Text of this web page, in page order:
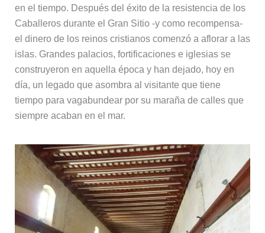
en el tiempo. Después del éxito de la resistencia de los
Caballeros durante el Gran Sitio -y como recompensa-
el dinero de los reinos cristianos comenzó a aflorar a las
islas. Grandes palacios, fortificaciones e iglesias se
construyeron en aquella época y han dejado, hoy en
día, un legado que asombra al visitante que tiene
tiempo para vagabundear por su maraña de calles que
siempre acaban en el mar.